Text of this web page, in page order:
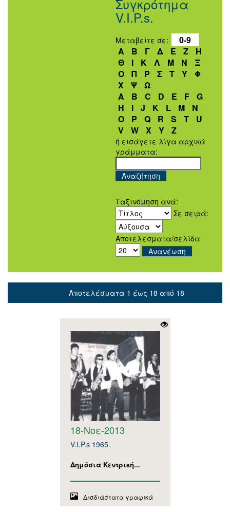
Συγκρότημα
V.I.P.s.
Μεταβείτε σε:
0-9
Α
Β Γ Δ Ε Ζ
Η
Θ
Ι Κ Λ Μ Ν
Ξ
Ο
Π Ρ Σ Τ Υ
Φ
Χ
Ψ
Ω
A
B C D E F
G
H
I J K L M
N
O
P Q R S T
U
V
W X Y Z
ή εισάγετε λίγα αρχικά
γράμματα:
Ταξινόμηση ανά:
Σε σειρά:
Αποτελέσματα/σελίδα
Αποτελέσματα 1 έως 18 από 18
18-Νοε-2013
V.I.P.s 1965.
Δημόσια Κεντρική...
Δισδιάστατα γραφικά